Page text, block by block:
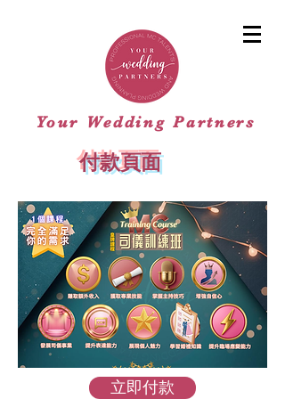
Your Wedding Partners
付款頁面
立即付款